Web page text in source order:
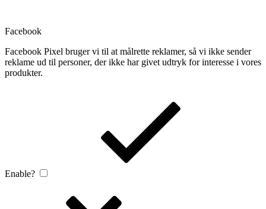
Facebook
Facebook Pixel bruger vi til at målrette reklamer, så vi ikke sender
reklame ud til personer, der ikke har givet udtryk for interesse i vores
produkter.
Enable?